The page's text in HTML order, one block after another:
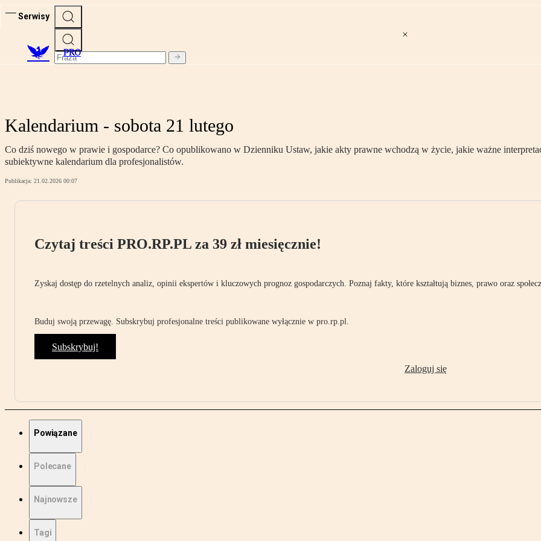
Serwisy
PRO
Kalendarium - sobota 21 lutego
Co dziś nowego w prawie i gospodarce? Co opublikowano w Dzienniku Ustaw, jakie akty prawne wchodzą w życie, jakie ważne
subiektywne kalendarium dla profesjonalistów.
Publikacja: 21.02.2026 00:07
Czytaj treści PRO.RP.PL za 39 zł miesięcznie!
Zyskaj dostęp do rzetelnych analiz, opinii ekspertów i kluczowych prognoz gospodarczych. Poznaj fakty, które kształtują biznes, prawo oraz
Buduj swoją przewagę. Subskrybuj profesjonalne treści publikowane wyłącznie w pro.rp.pl.
Subskrybuj!
Zaloguj się
Powiązane
Polecane
Najnowsze
Tagi